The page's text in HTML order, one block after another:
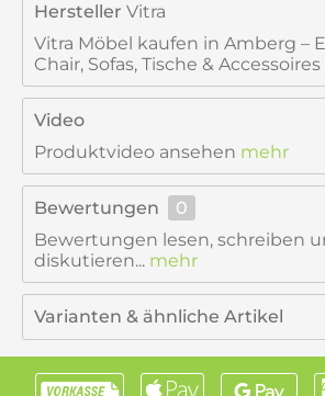
Hersteller Vitra
Vitra Möbel kaufen in Amberg –
Chair, Sofas, Tische & Accessoires
Video
Produktvideo ansehen mehr
Bewertungen
0
Bewertungen lesen, schreiben
diskutieren... mehr
Varianten & ähnliche Artikel